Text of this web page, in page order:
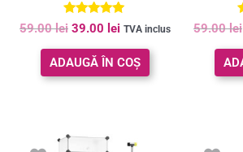
Evaluat la
4.86
din 5
59.00lei 39.00 lei TVA inclus
ADAUGĂ ÎN COȘ
59.00lei